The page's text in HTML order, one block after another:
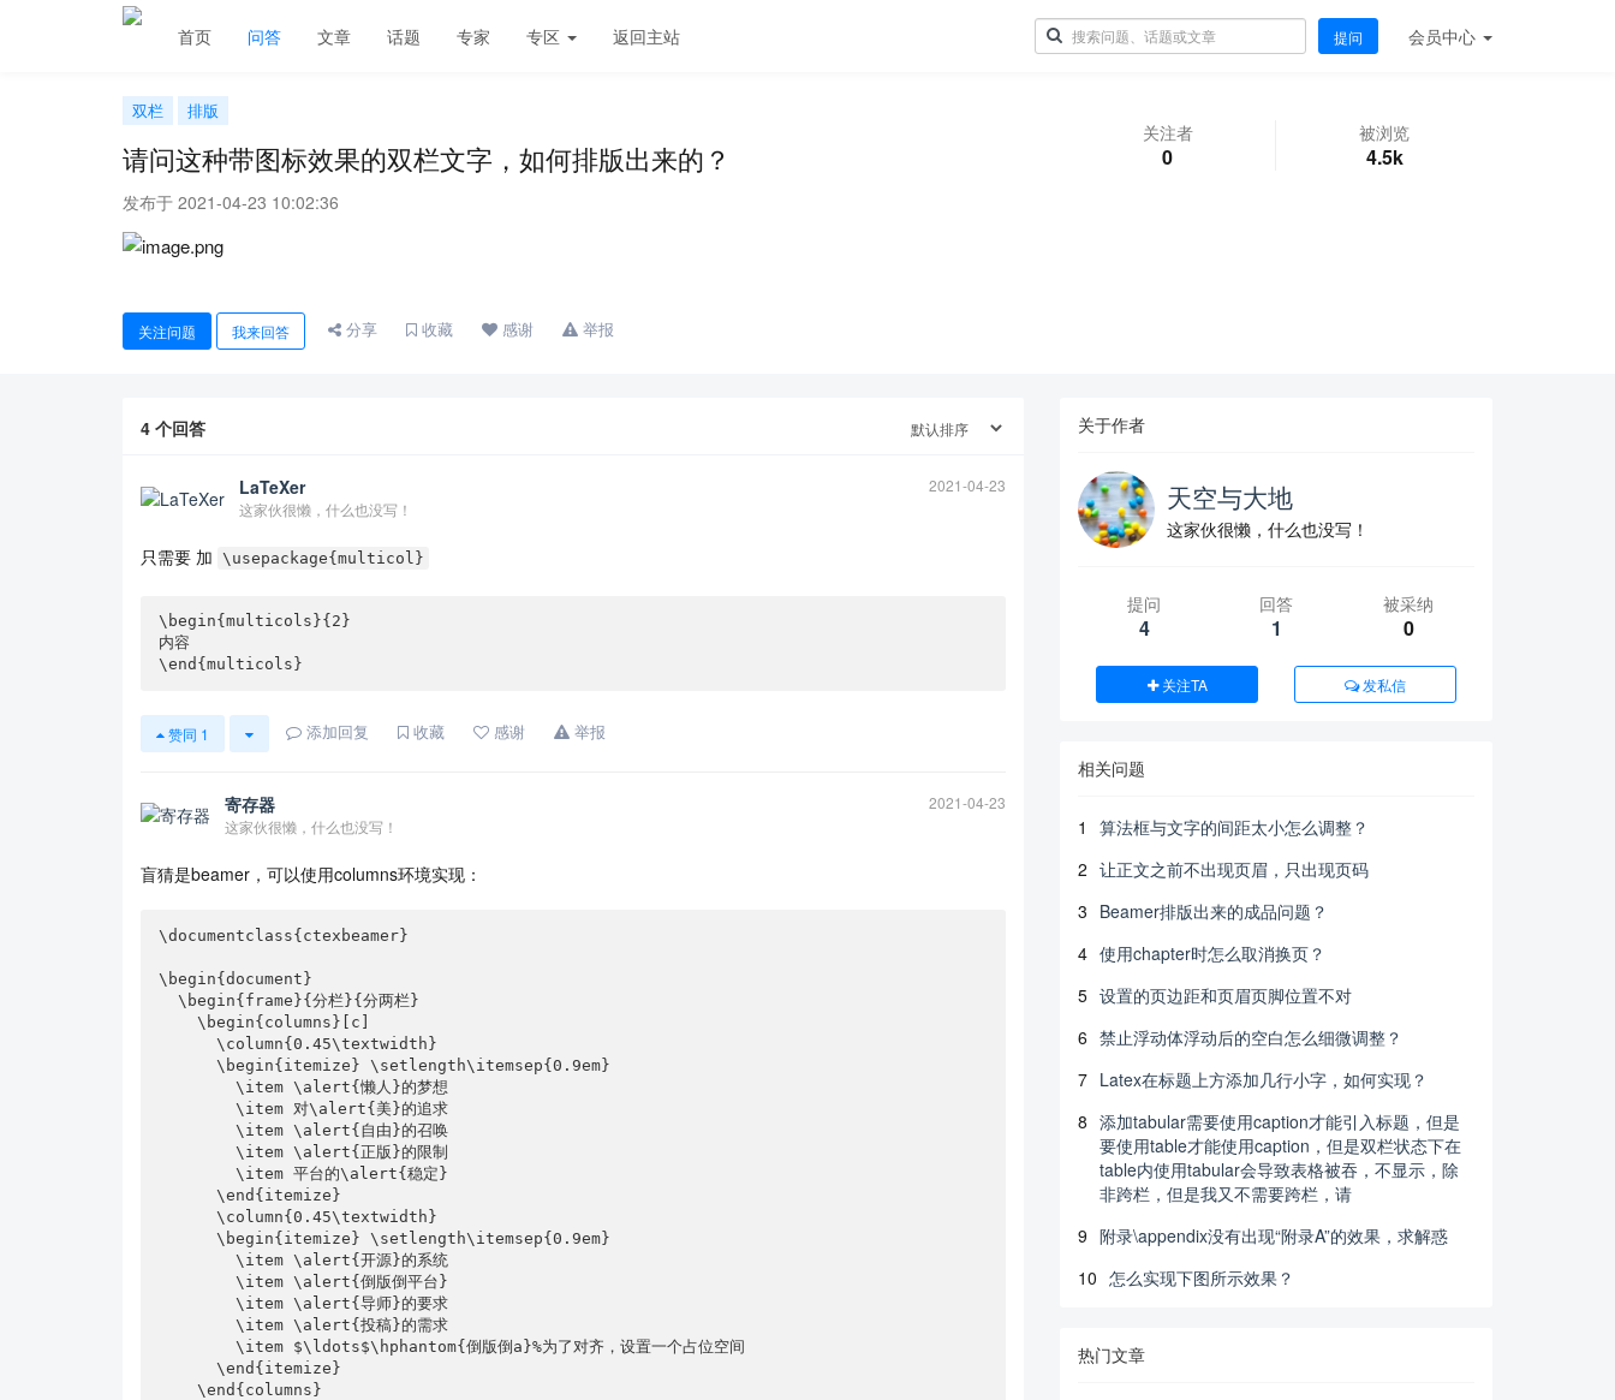
首页 问答 文章 话题 专家 专区 返回主站 提问 会员中心
双栏 排版
请问这种带图标效果的双栏文字，如何排版出来的？
发布于 2021-04-23 10:02:36
关注者
0
被浏览
4.5k
关注问题 我来回答 分享 收藏 感谢 举报
4 个回答
LaTeXer
2021-04-23
这家伙很懒，什么也没写！
只需要 加 \usepackage{multicol}
\begin{multicols}{2}
内容
\end{multicols}
赞同 1 添加回复 收藏 感谢 举报
寄存器
2021-04-23
这家伙很懒，什么也没写！
盲猜是beamer，可以使用columns环境实现：
\documentclass{ctexbeamer}
\begin{document}
  \begin{frame}{分栏}{分两栏}
    \begin{columns}[c]
      \column{0.45\textwidth}
      \begin{itemize} \setlength\itemsep{0.9em}
        \item \alert{懒人}的梦想
        \item 对\alert{美}的追求
        \item \alert{自由}的召唤
        \item \alert{正版}的限制
        \item 平台的\alert{稳定}
      \end{itemize}
      \column{0.45\textwidth}
      \begin{itemize} \setlength\itemsep{0.9em}
        \item \alert{开源}的系统
        \item \alert{倒版倒平台}
        \item \alert{导师}的要求
        \item \alert{投稿}的需求
        \item $\ldots$\hphantom{倒版倒a}%为了对齐，设置一个占位空间
      \end{itemize}
    \end{columns}
关于作者
天空与大地
这家伙很懒，什么也没写！
提问
4
回答
1
被采纳
0
关注TA 发私信
相关问题
1
算法框与文字的间距太小怎么调整？
2 让正文之前不出现页眉，只出现页码
3 Beamer排版出来的成品问题？
4 使用chapter时怎么取消换页？
5 设置的页边距和页眉页脚位置不对
6 禁止浮动体浮动后的空白怎么细微调整？
7 Latex在标题上方添加几行小字，如何实现？
8 添加tabular需要使用caption才能引入标题，但是
要使用table才能使用caption，但是双栏状态下在
table内使用tabular会导致表格被吞，不显示，除
非跨栏，但是我又不需要跨栏，请
9 附录\appendix没有出现“附录A”的效果，求解惑
10 怎么实现下图所示效果？
热门文章